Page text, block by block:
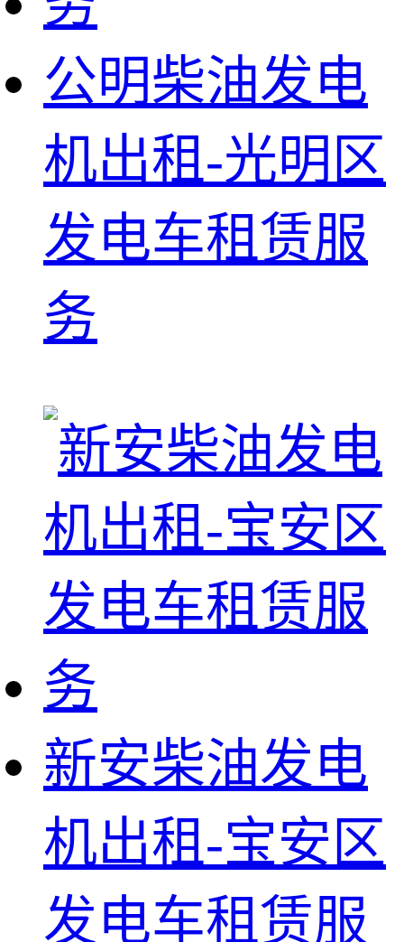
公明柴油发电
机出租-光明区
发电车租赁服
务
新安柴油发电
机出租-宝安区
发电车租赁服